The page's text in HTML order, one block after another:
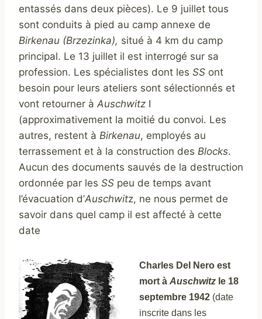
entassés dans deux pièces). Le 9 juillet tous
sont conduits à pied au camp annexe de
Birkenau (Brzezinka), situé à 4 km du camp
principal. Le 13 juillet il est interrogé sur sa
profession. Les spécialistes dont les SS ont
besoin pour leurs ateliers sont sélectionnés et
vont retourner à Auschwitz I
(approximativement la moitié du convoi. Les
autres, restent à Birkenau, employés au
terrassement et à la construction des Blocks.
Aucun des documents sauvés de la destruction
ordonnée par les SS peu de temps avant
l’évacuation d’Auschwitz, ne nous permet de
savoir dans quel camp il est affecté à cette
date
Charles Del Nero est
mort à Auschwitz le 18
septembre 1942 (date
inscrite dans les